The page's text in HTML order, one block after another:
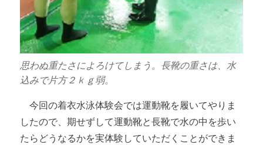
思わぬ重たさによろけてしまう。長靴の重さは、水
込みで片方２ｋｇ弱。
今回の着衣水泳体験会では運動靴を履いてやりま
したので、期せずして運動靴と長靴で水の中を歩い
たらどうなるかを実体験していただくことができま